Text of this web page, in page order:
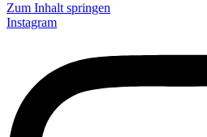
Zum Inhalt springen
Instagram